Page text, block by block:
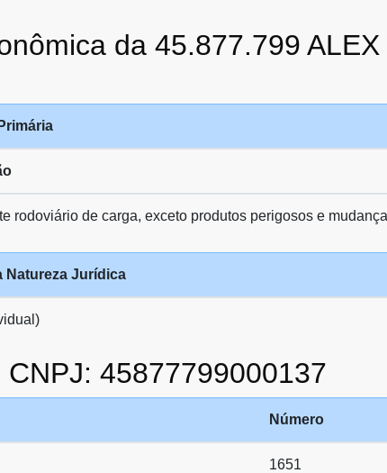
da 45.877.799
rodoviário de carga, exceto produtos perigosos e
Natureza Jurídica
45877799000137
Número
1651